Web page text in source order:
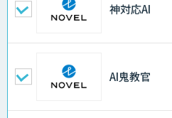
神対応AI
AI鬼教官